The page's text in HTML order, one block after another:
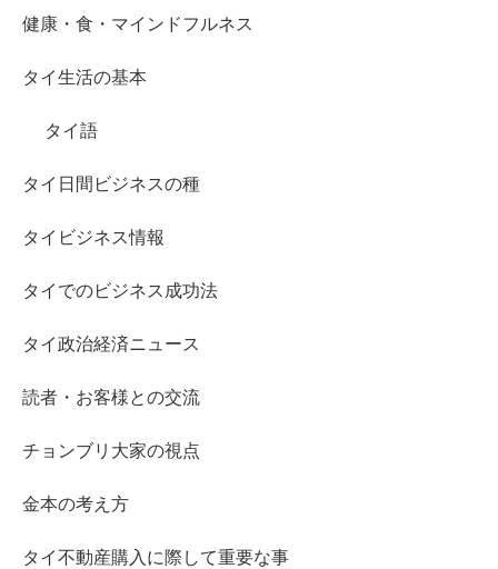
健康・食・マインドフルネス
タイ生活の基本
タイ語
タイ日間ビジネスの種
タイビジネス情報
タイでのビジネス成功法
タイ政治経済ニュース
読者・お客様との交流
チョンブリ大家の視点
金本の考え方
タイ不動産購入に際して重要な事